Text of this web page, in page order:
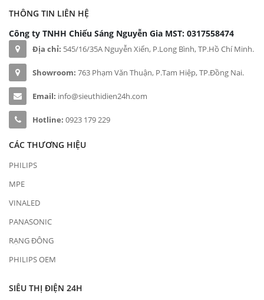
THÔNG TIN LIÊN HỆ
Công ty TNHH Chiếu Sáng Nguyễn Gia MST: 0317558474
Địa chỉ: 545/16/35A Nguyễn Xiển, P.Long Bình, TP.Hồ Chí Minh.
Showroom: 763 Phạm Văn Thuận, P.Tam Hiệp, TP.Đồng Nai.
Email: info@sieuthidien24h.com
Hotline: 0923 179 229
CÁC THƯƠNG HIỆU
PHILIPS
MPE
VINALED
PANASONIC
RẠNG ĐÔNG
PHILIPS OEM
SIÊU THỊ ĐIỆN 24H